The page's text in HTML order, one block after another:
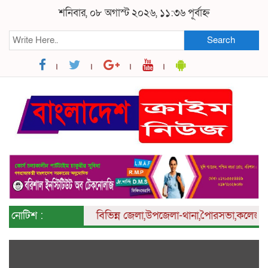
শনিবার, ০৮ অগাস্ট ২০২৬, ১১:৩৬ পূর্বাহ্ন
Search
নোটিশ : বিভিন্নজেলা,উপজেলা-থানা,পৈারসভা,কলেজ ও